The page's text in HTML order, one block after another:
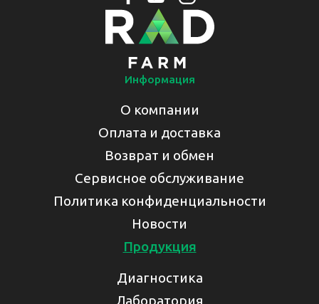
Информация
О компании
Оплата и доставка
Возврат и обмен
Сервисное обслуживание
Политика конфиденциальности
Новости
Продукция
Диагностика
Лаборатория